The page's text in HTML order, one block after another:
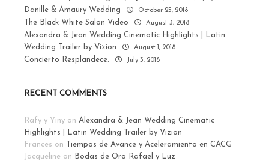
Danille & Amaury Wedding October 25, 2018
The Black White Salon Video August 3, 2018
Alexandra & Jean Wedding Cinematic Highlights | Latin
Wedding Trailer by Vizion
August 1, 2018
Concierto Resplandece. July 3, 2018
RECENT COMMENTS
Rafy y Yiny on Alexandra & Jean Wedding Cinematic
Highlights | Latin Wedding Trailer by Vizion
Frances on
Tiempos de Avance y Aceleramiento en CACG
Jacqueline on Bodas de Oro Rafael y Luz